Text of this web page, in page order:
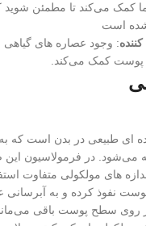
کمک می‌کند تا مطمئن
است
: وجود عصاره‌ های گیاهی
کمک می‌کند.
ای طبیعی در بدن است
اندازه‌ های مولکولی متفاوت
نفوذ کرده و به
روی سطح پوست باقی